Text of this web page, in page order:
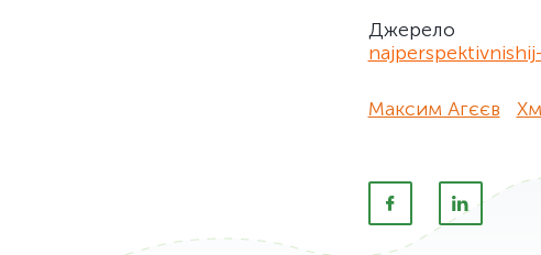
Максим Агєєв